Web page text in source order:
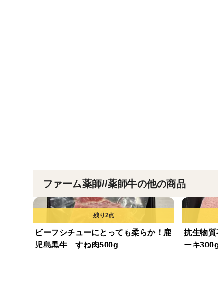
ファーム薬師//薬師牛の他の商品
ビーフシチューにとっても柔らか！鹿
児島黒牛 すね肉500g
抗生物
ーキ